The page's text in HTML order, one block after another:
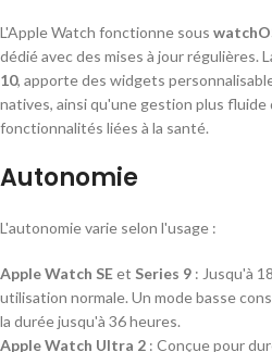
L'Apple Watch fonctionne sous
dédié avec des mises à jour régulières.
10, apporte des widgets
natives, ainsi qu'une gestion plus
fonctionnalités liées à la santé.
Autonomie
L'autonomie varie selon l'usage :
Apple Watch SEet Series 9 : Jusqu'à
utilisation normale. Un mode basse
la durée jusqu'à 36 heures.
Apple Watch Ultra 2 : Conçue pour